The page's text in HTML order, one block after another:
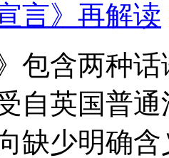
言》再解读
包含两种
自英国普
缺少明确